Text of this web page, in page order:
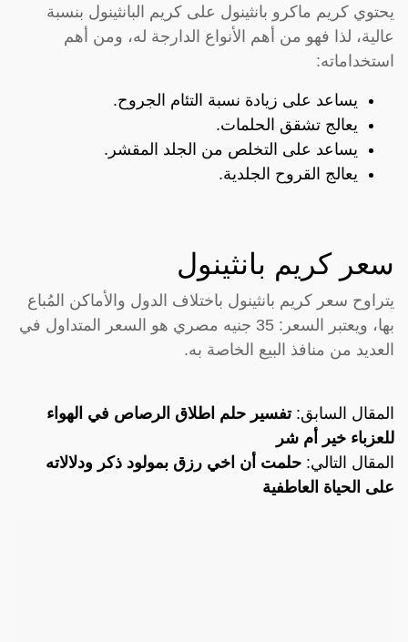
يحتوي كريم ماكرو بانثينول على كريم البانثينول بنسبة
عالية، لذا فهو من أهم الأنواع الدارجة له، ومن أهم
استخداماته:
يساعد على زيادة نسبة التئام الجروح.
يعالج تشقق الحلمات.
يساعد على التخلص من الجلد المقشر.
يعالج القروح الجلدية.
سعر كريم بانثينول
يتراوح سعر كريم بانثينول باختلاف الدول والأماكن المُباع
بها، ويعتبر السعر: 35 جنيه مصري هو السعر المتداول في
العديد من منافذ البيع الخاصة به.
المقال السابق:تفسير حلم اطلاق الرصاص في الهواء
للعزباء خير أم شر
المقال التالي: حلمت أن اخي رزق بمولود ذكر ودلالاته
على الحياة العاطفية